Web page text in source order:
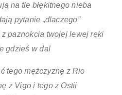
na tle błękitnego nieba
pytanie „dlaczego”
z paznokcia twojej lewej ręki
gdzieś w dal
tego mężczyznę z Rio
z Vigo i tego z Ostii